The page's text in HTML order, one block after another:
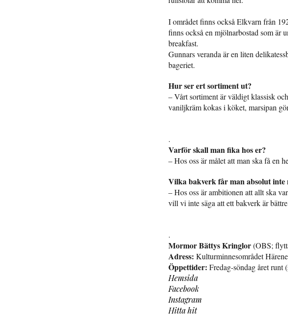
I området finns också Elkvarn från
finns också en mjölnarbostad som är
breakfast.
Gunnars veranda är en liten
bageriet.
Hur ser ert sortiment ut?
– Vårt sortiment är väldigt klassisk
vaniljkräm kokas i köket, marsipan
.
Varför skall man fika hos er?
– Hos oss är målet att man ska få en
Vilka bakverk får man absolut inte
– Hos oss är ambitionen att allt ska
vill vi inte säga att ett bakverk är
.
Mormor Bättys Kringlor(OBS;
Adress: Kulturminnesområdet
Öppettider: Fredag-söndag året runt
Hemsida
Facebook
Instagram
Hitta hit